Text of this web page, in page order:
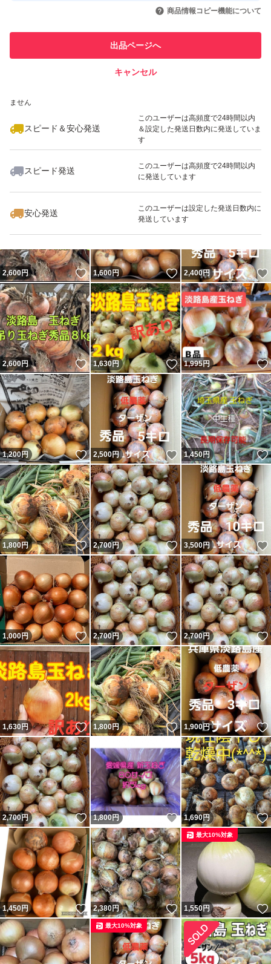
引を完了させた実績があります
での取引実績があります
ません
スピード＆安心発送
このユーザーは高頻度で24時間以内
＆設定した発送日数内に発送していま
す
スピード発送
このユーザーは高頻度で24時間以内
に発送しています
安心発送
このユーザーは設定した発送日数内に
発送しています
商品情報コピー機能について
出品ページへ
キャンセル
いいね！
899
2,600円 いいね！
1,600円 いいね！
2,400円
2,600円 いいね！
1,630円 いいね！
1,995円
1,200円 いいね！
2,500円 いいね！
1,450円
1,800円 いいね！
2,700円 いいね！
3,500円
1,000円 いいね！
2,700円 いいね！
2,700円
1,630円 いいね！
1,800円 いいね！
1,900円
2,700円 いいね！
1,800円 いいね！
1,690円
1,450円 いいね！
2,380円 いいね！
1,550円
最大10%対象
最大10%対象